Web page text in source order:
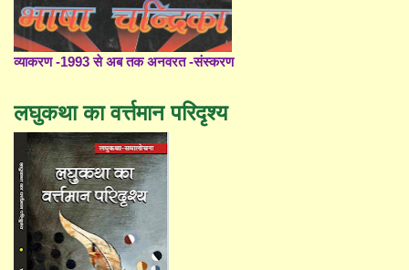
व्याकरण -1993 से अब तक अनवरत -संस्करण
लघुकथा का वर्त्तमान परिदृश्य